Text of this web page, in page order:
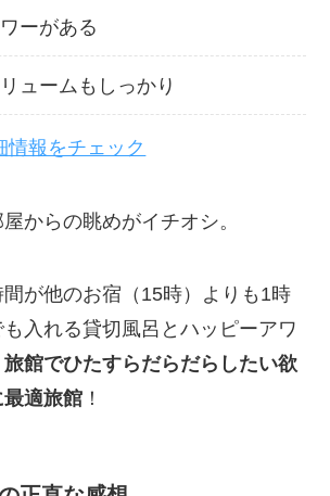
ーがある
ュームもしっかり
情報をチェック
からの眺めがイチオシ。
が他のお宿（15時）よりも1時
入れる貸切風呂とハッピーアワ
旅館でひたすらだらだらしたい欲
適旅館 ！